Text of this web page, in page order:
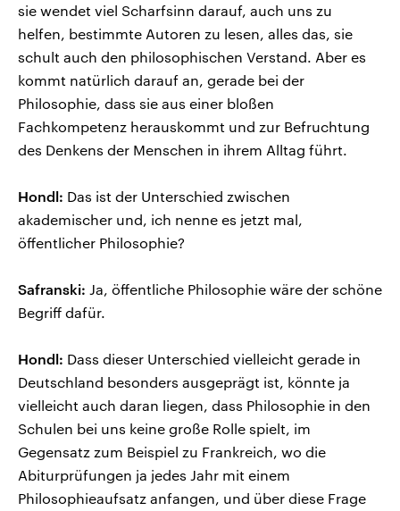
sie wendet viel Scharfsinn darauf, auch uns zu
helfen, bestimmte Autoren zu lesen, alles das, sie
schult auch den philosophischen Verstand. Aber es
kommt natürlich darauf an, gerade bei der
Philosophie, dass sie aus einer bloßen
Fachkompetenz herauskommt und zur Befruchtung
des Denkens der Menschen in ihrem Alltag führt.
Hondl: Das ist der Unterschied zwischen
akademischer und, ich nenne es jetzt mal,
öffentlicher Philosophie?
Safranski: Ja, öffentliche Philosophie wäre der schöne
Begriff dafür.
Hondl: Dass dieser Unterschied vielleicht gerade in
Deutschland besonders ausgeprägt ist, könnte ja
vielleicht auch daran liegen, dass Philosophie in den
Schulen bei uns keine große Rolle spielt, im
Gegensatz zum Beispiel zu Frankreich, wo die
Abiturprüfungen ja jedes Jahr mit einem
Philosophieaufsatz anfangen, und über diese Frage